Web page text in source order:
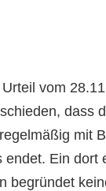
vom
dass
mit
endet. Ein dort
begründet